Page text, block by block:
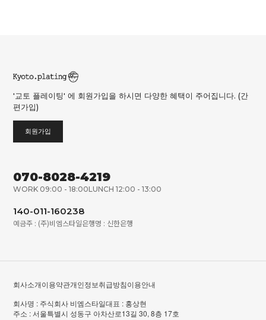
'교토 플레이팅' 에 회원가입을 하시면 다양한 혜택이 주어집니다. (간
편가입)
회원가입
070-8028-4219
WORK 09:00 - 18:00LUNCH 12:00 - 13:00
140-011-160238
예금주 : (주)비엠스타일은행명 : 신한은행
회사소개이용약관개인정보취급방침이용안내
회사명 : 주식회사 비엠스타일대표 : 홍상현
주소 : 서울특별시 성동구 아차산로13길 30, 8층 17호